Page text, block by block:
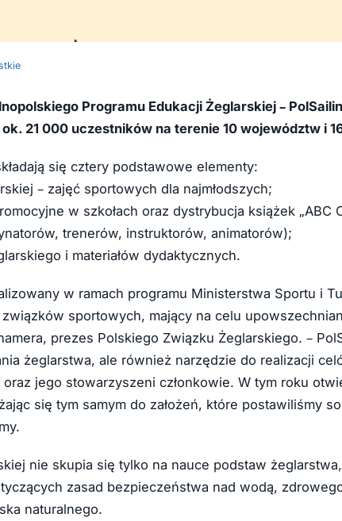
Programu Edukacji Żeglarskiej –
21 000 uczestników na terenie 10 województw i
się cztery podstawowe elementy:
– zajęć sportowych dla najmłodszych;
w szkołach oraz dystrybucja książek „ABC
trenerów, instruktorów, animatorów);
i materiałów dydaktycznych.
w ramach programu Ministerstwa Sportu i
sportowych, mający na celu
prezes Polskiego Związku Żeglarskiego. –
żeglarstwa, ale również narzędzie do realizacji
jego stowarzyszeni członkowie. W tym roku
się tym samym do założeń, które postawiliśmy
nie skupia się tylko na nauce podstaw
zasad bezpieczeństwa nad wodą,
naturalnego.